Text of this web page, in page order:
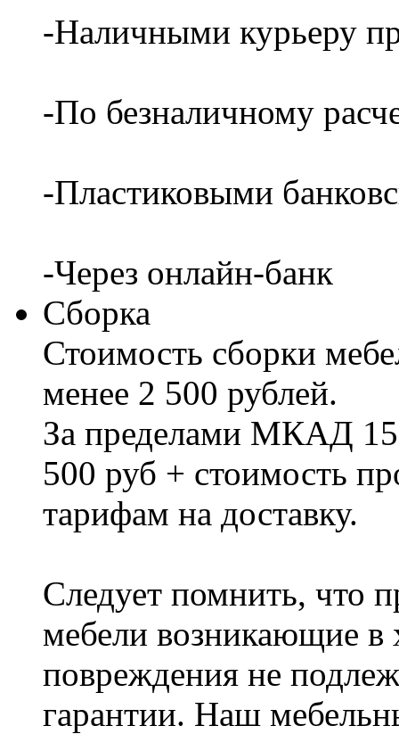
-Наличными курьеру
-По безналичному
-Пластиковыми
-Через онлайн-банк
Сборка
Стоимость сборки
менее 2 500 рублей.
За пределами МКАД
500 руб + стоимость
тарифам на доставку.
Следует помнить, что
мебели возникающие в
повреждения не
гарантии. Наш